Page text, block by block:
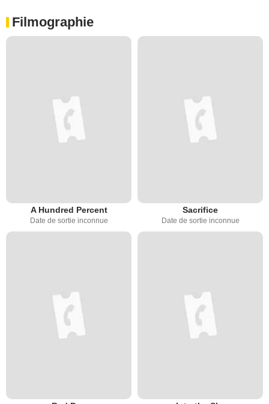
Filmographie
A Hundred Percent
Date de sortie inconnue
Sacrifice
Date de sortie inconnue